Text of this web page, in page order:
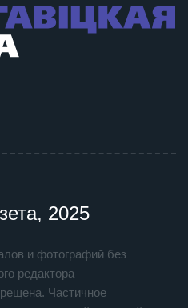
2025
и фотографий без
редактора
Частичное